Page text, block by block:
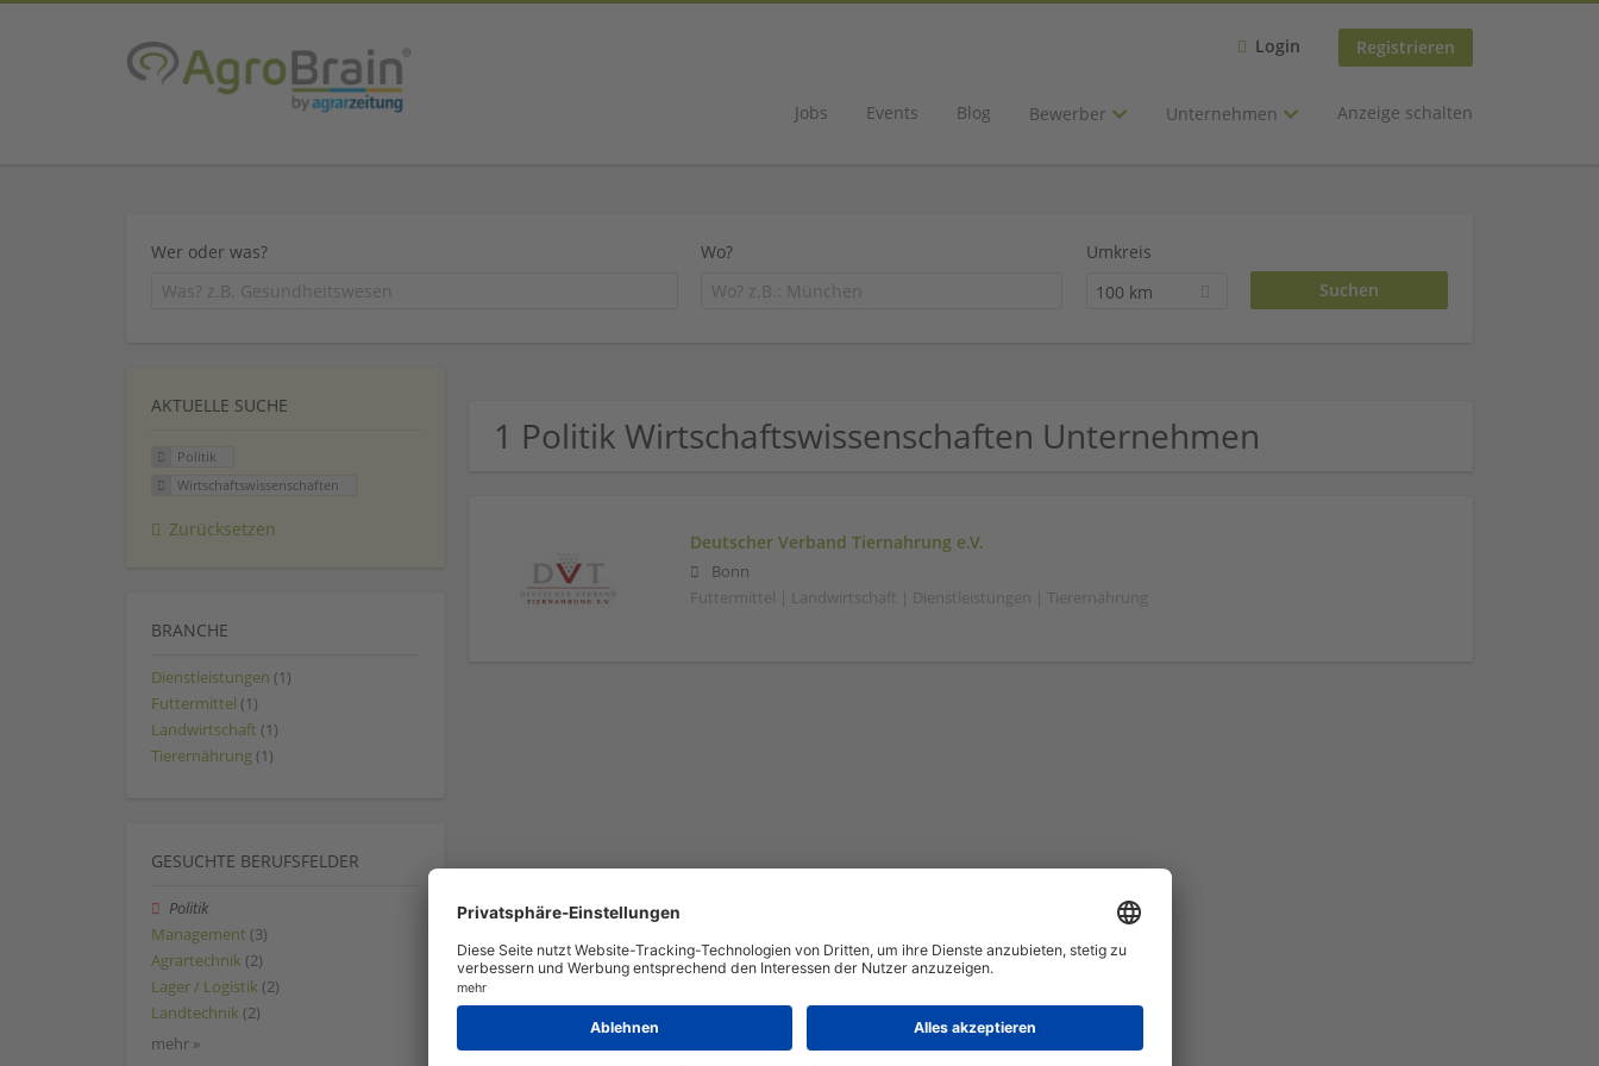
Login Registrieren
Jobs Events Blog Bewerber Unternehmen Anzeige schalten
Wer oder was? Wo?
Umkreis
100 km
1 Politik Wirtschaftswissenschaften Unternehmen
Deutscher Verband Tiernahrung e.V.
Bonn
Futtermittel | Landwirtschaft | Dienstleistungen | Tierernährung
AKTUELLE SUCHE
Politik
Wirtschaftswissenschaften
Zurücksetzen
BRANCHE
Dienstleistungen (1)
Futtermittel (1)
Landwirtschaft (1)
Tierernährung (1)
GESUCHTE BERUFSFELDER
Politik
Management (3)
Agrartechnik (2)
Lager / Logistik (2)
Landtechnik (2)
mehr »